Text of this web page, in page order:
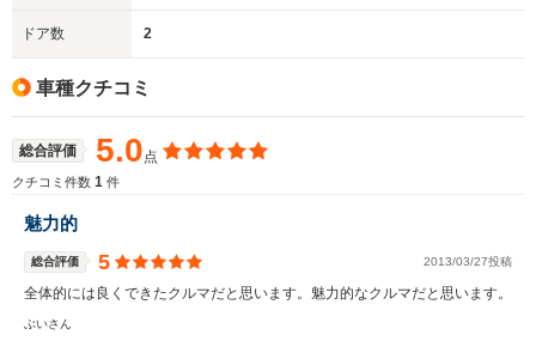
ドア数 2
車種クチコミ
総合評価 5.0点
クチコミ件数 1 件
魅力的
総合評価 5 2013/03/27投稿
全体的には良くできたクルマだと思います。魅力的なクルマだと思います。
ぶいさん